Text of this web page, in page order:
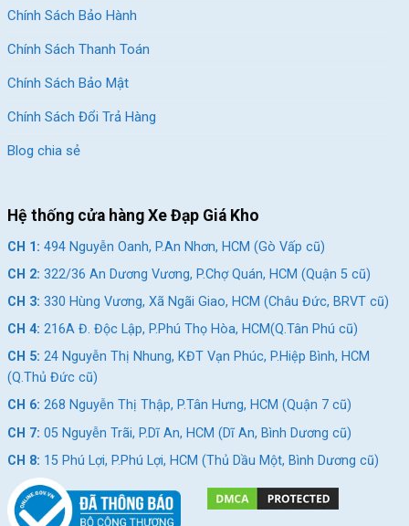
Chính Sách Bảo Hành
Chính Sách Thanh Toán
Chính Sách Bảo Mật
Chính Sách Đổi Trả Hàng
Blog chia sẻ
Hệ thống cửa hàng Xe Đạp Giá Kho
CH 1: 494 Nguyễn Oanh, P.An Nhơn, HCM (Gò Vấp cũ)
CH 2: 322/36 An Dương Vương, P.Chợ Quán, HCM (Quận 5 cũ)
CH 3: 330 Hùng Vương, Xã Ngãi Giao, HCM (Châu Đức, BRVT cũ)
CH 4: 216A Đ. Độc Lập, P.Phú Thọ Hòa, HCM(Q.Tân Phú cũ)
CH 5: 24 Nguyễn Thị Nhung, KĐT Vạn Phúc, P.Hiệp Bình, HCM
(Q.Thủ Đức cũ)
CH 6: 268 Nguyễn Thị Thập, P.Tân Hưng, HCM (Quận 7 cũ)
CH 7: 05 Nguyễn Trãi, P.Dĩ An, HCM (Dĩ An, Bình Dương cũ)
CH 8: 15 Phú Lợi, P.Phú Lợi, HCM (Thủ Dầu Một, Bình Dương cũ)